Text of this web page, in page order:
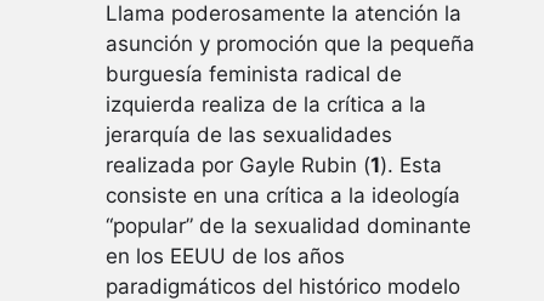
Llama poderosamente la atención la
asunción y promoción que la pequeña
burguesía feminista radical de
izquierda realiza de la crítica a la
jerarquía de las sexualidades
realizada por Gayle Rubin (1). Esta
consiste en una crítica a la ideología
“popular” de la sexualidad dominante
en los EEUU de los años
paradigmáticos del histórico modelo